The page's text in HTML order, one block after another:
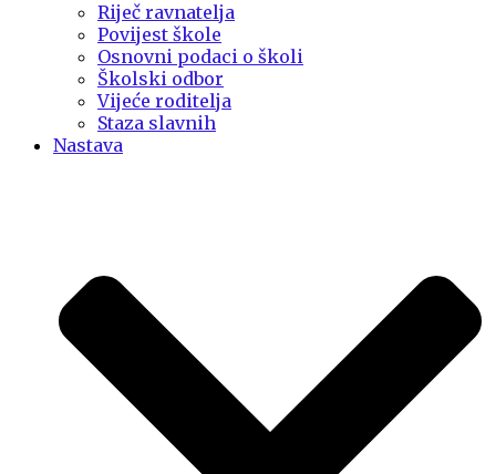
Riječ ravnatelja
Povijest škole
Osnovni podaci o školi
Školski odbor
Vijeće roditelja
Staza slavnih
Nastava